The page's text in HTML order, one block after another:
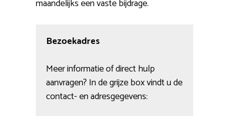
maandelijks een vaste bijdrage.
Bezoekadres
Meer informatie of direct hulp
aanvragen? In de grijze box vindt u de
contact- en adresgegevens: